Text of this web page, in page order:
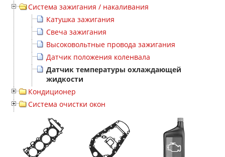
Система зажигания / накаливания
Катушка зажигания
Свеча зажигания
Высоковольтные провода зажигания
Датчик положения коленвала
Датчик температуры охлаждающей
жидкости
Кондиционер
Система очистки окон